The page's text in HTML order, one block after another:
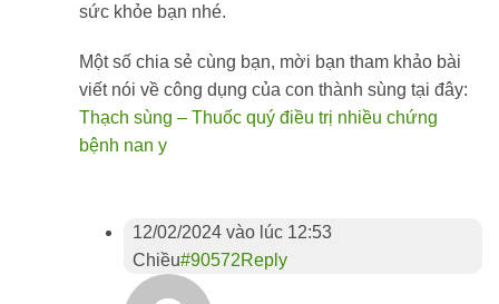
sức khỏe bạn nhé.
Một số chia sẻ cùng bạn, mời bạn tham khảo bài
viết nói về công dụng của con thành sùng tại đây:
Thạch sùng – Thuốc quý điều trị nhiều chứng
bệnh nan y
12/02/2024 vào lúc 12:53
Chiều#90572Reply